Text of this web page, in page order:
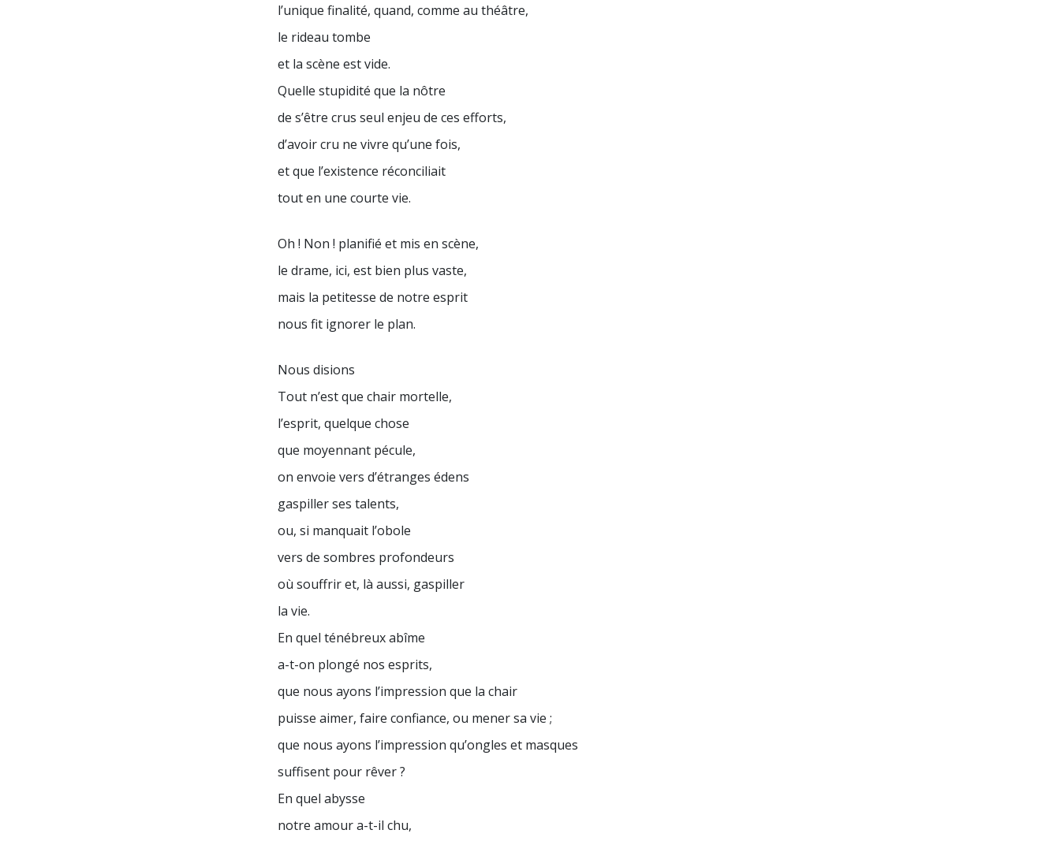
l’unique finalité, quand, comme au théâtre,
le rideau tombe
et la scène est vide.
Quelle stupidité que la nôtre
de s’être crus seul enjeu de ces efforts,
d’avoir cru ne vivre qu’une fois,
et que l’existence réconciliait
tout en une courte vie.
Oh ! Non ! planifié et mis en scène,
le drame, ici, est bien plus vaste,
mais la petitesse de notre esprit
nous fit ignorer le plan.
Nous disions
Tout n’est que chair mortelle,
l’esprit, quelque chose
que moyennant pécule,
on envoie vers d’étranges édens
gaspiller ses talents,
ou, si manquait l’obole
vers de sombres profondeurs
où souffrir et, là aussi, gaspiller
la vie.
En quel ténébreux abîme
a-t-on plongé nos esprits,
que nous ayons l’impression que la chair
puisse aimer, faire confiance, ou mener sa vie ;
que nous ayons l’impression qu’ongles et masques
suffisent pour rêver ?
En quel abysse
notre amour a-t-il chu,